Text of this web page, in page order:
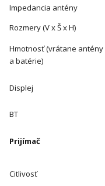
Impedancia antény
Rozmery (V x Š x H)
Hmotnosť (vrátane antény
a batérie)
Displej
BT
Prijímač
Citlivosť